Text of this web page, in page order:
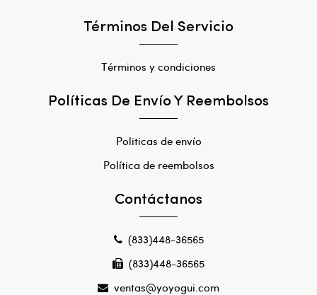
Términos Del Servicio
Términos y condiciones
Políticas De Envío Y Reembolsos
Politicas de envío
Política de reembolsos
Contáctanos
(833)448-36565
(833)448-36565
ventas@yoyogui.com